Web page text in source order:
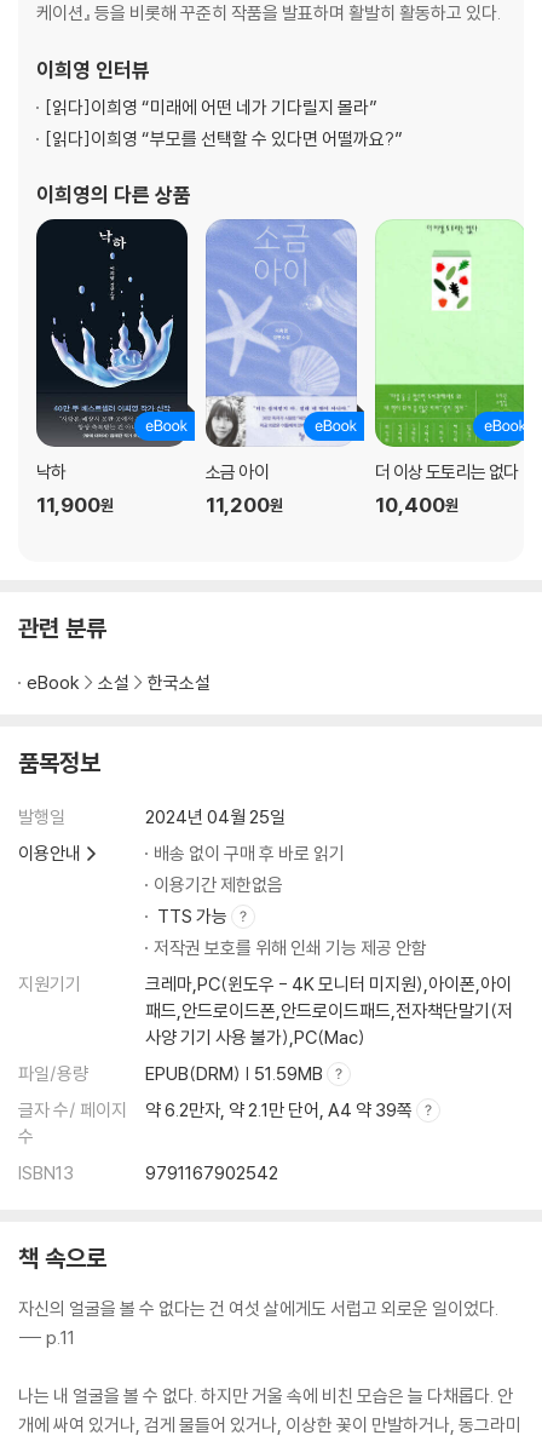
케이션』 등을 비롯해 꾸준히 작품을 발표하며 활발히 활동하고 있다.
이희영 인터뷰
[읽다]이희영 “미래에 어떤 네가 기다릴지 몰라”
[읽다]이희영 “부모를 선택할 수 있다면 어떨까요?”
이희영의 다른 상품
낙하
11,900원
소금 아이
11,200원
더 이상 도토리는 없다
10,400원
관련 분류
eBook 소설 한국소설
품목정보
발행일
2024년 04월 25일
이용안내
배송 없이 구매 후 바로 읽기
이용기간 제한없음
TTS 가능
저작권 보호를 위해 인쇄 기능 제공 안함
지원기기
크레마,PC(윈도우 - 4K 모니터 미지원),아이폰,아이
패드,안드로이드폰,안드로이드패드,전자책단말기(저
사양 기기 사용 불가),PC(Mac)
파일/용량
EPUB(DRM) | 51.59MB
글자 수/ 페이지
수
약 6.2만자, 약 2.1만 단어, A4 약 39쪽
ISBN13 9791167902542
책 속으로
자신의 얼굴을 볼 수 없다는 건 여섯 살에게도 서럽고 외로운 일이었다.
--- p.11
나는 내 얼굴을 볼 수 없다. 하지만 거울 속에 비친 모습은 늘 다채롭다. 안
개에 싸여 있거나, 검게 물들어 있거나, 이상한 꽃이 만발하거나, 동그라미